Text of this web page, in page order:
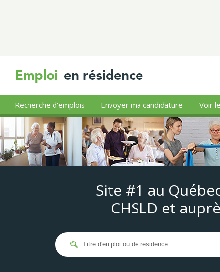
Recherche d'emplois Envoyer ma candidature Voir
Site #1 au
CHSLD et